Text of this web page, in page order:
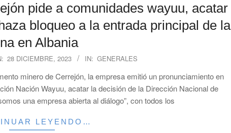
pide a comunidades wayuu, acatar
bloqueo a la entrada principal de la
en Albania
28 DICIEMBRE, 2023 IN: GENERALES
minero de Cerrejón, la empresa emitió un pronunciamiento en
Nación Wayuu, acatar la decisión de la Dirección Nacional de
una empresa abierta al diálogo”, con todos los
LEYENDO…